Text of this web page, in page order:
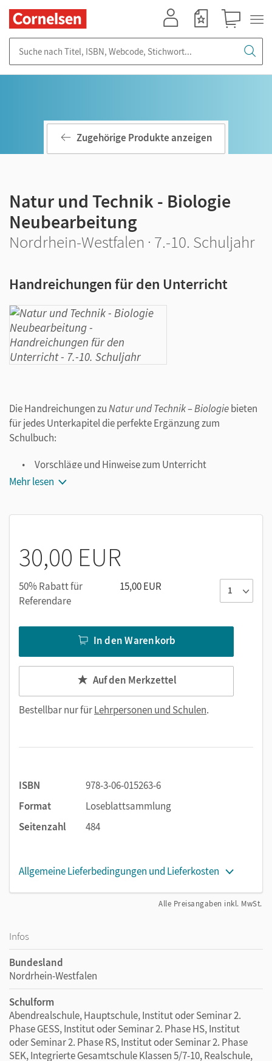
Zugehörige Produkte anzeigen
Natur und Technik - Biologie
Neubearbeitung
Nordrhein-Westfalen · 7.-10. Schuljahr
Handreichungen für den Unterricht
Die Handreichungen zuNatur und Technik – Biologiebieten
für jedes Unterkapitel die perfekte Ergänzung zum
Schulbuch:
Vorschläge und Hinweise zum Unterricht
Musterlösungen zu allen Aufgaben im Schulbuch
Mehr lesen
30,00 EUR
50% Rabatt für
Referendare
15,00 EUR
In den Warenkorb
Auf den Merkzettel
Bestellbar nur fürLehrpersonen und Schulen.
ISBN
978-3-06-015263-6
Format
Loseblattsammlung
Seitenzahl
484
Allgemeine Lieferbedingungen und Lieferkosten
Alle Preisangaben inkl. MwSt.
Infos
Bundesland
Nordrhein-Westfalen
Schulform
Abendrealschule, Hauptschule, Institut oder Seminar 2.
Phase GESS, Institut oder Seminar 2. Phase HS, Institut
oder Seminar 2. Phase RS, Institut oder Seminar 2. Phase
SEK, Integrierte Gesamtschule Klassen 5/7-10, Realschule,